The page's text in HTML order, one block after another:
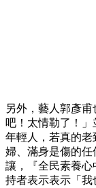
另外，藝人郭彥
吧！太情勒了！」
年輕人，若真的
婦、滿身是傷的
讓，『全民素養
持者表示表示「